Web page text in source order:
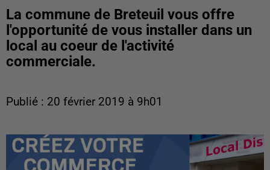
La commune de Breteuil vous offre
l'opportunité de vous installer dans un
local au coeur de l'activité
commerciale.
Publié : 20 février 2019 à 9h01